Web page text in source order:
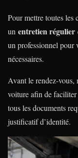
Pour mettre toutes les
un entretien régulier
un professionnel pour
nécessaires.
Avant le rendez-vous,
voiture afin de faciliter
tous les documents
justificatif d’identité.